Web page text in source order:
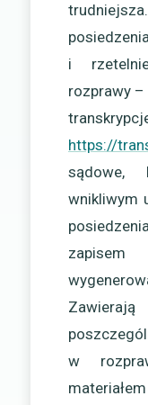
i
rozprawy –
https://
wnikliwym
w